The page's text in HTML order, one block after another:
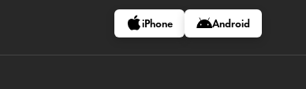
iPhone Android